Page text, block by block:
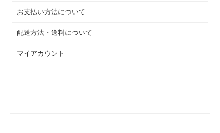
お支払い方法について
配送方法・送料について
マイアカウント